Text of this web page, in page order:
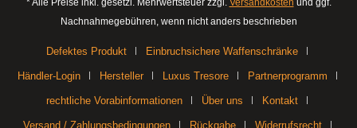
* Alle Preise inkl. gesetzl. Mehrwertsteuer zzgl. Versandkosten und ggf.
Nachnahmegebühren, wenn nicht anders beschrieben
Defektes Produkt Einbruchsichere Waffenschränke
Händler-Login Hersteller Luxus Tresore Partnerprogramm
rechtliche Vorabinformationen Über uns Kontakt
Versand / Zahlungsbedingungen Rückgabe Widerrufsrecht